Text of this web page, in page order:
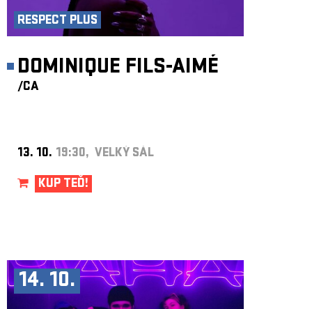
RESPECT PLUS
DOMINIQUE FILS-AIMÉ
/CA
13. 10. 19:30, VELKÝ SÁL
KUP TEĎ!
14. 10.